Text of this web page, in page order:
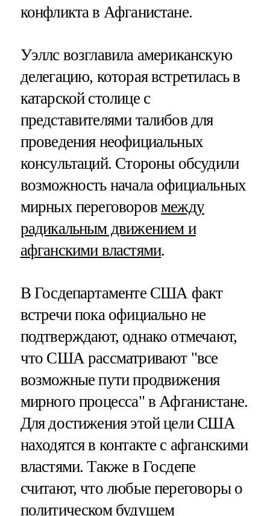
конфликта в Афганистане.
Уэллс возглавила американскую
делегацию, которая встретилась в
катарской столице с
представителями талибов для
проведения неофициальных
консультаций. Стороны обсудили
возможность начала официальных
мирных переговоровмежду
радикальным движением и
афганскими властями.
В Госдепартаменте США факт
встречи пока официально не
подтверждают, однако отмечают,
что США рассматривают "все
возможные пути продвижения
мирного процесса" в Афганистане.
Для достижения этой цели США
находятся в контакте с афганскими
властями. Также в Госдепе
считают, что любые переговоры о
политическом будущем